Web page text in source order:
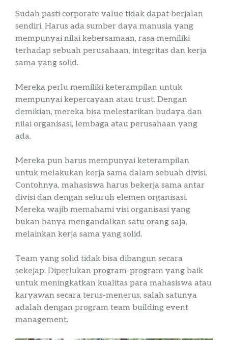
Sudah pasti corporate value tidak dapat berjalan
sendiri. Harus ada sumber daya manusia yang
mempunyai nilai kebersamaan, rasa memiliki
terhadap sebuah perusahaan, integritas dan kerja
sama yang solid.
Mereka perlu memiliki keterampilan untuk
mempunyai kepercayaan atau trust. Dengan
demikian, mereka bisa melestarikan budaya dan
nilai organisasi, lembaga atau perusahaan yang
ada.
Mereka pun harus mempunyai keterampilan
untuk melakukan kerja sama dalam sebuah divisi.
Contohnya, mahasiswa harus bekerja sama antar
divisi dan dengan seluruh elemen organisasi.
Mereka wajib memahami visi organisasi yang
bukan hanya mengandalkan satu orang saja,
melainkan kerja sama yang solid.
Team yang solid tidak bisa dibangun secara
sekejap. Diperlukan program-program yang baik
untuk meningkatkan kualitas para mahasiswa atau
karyawan secara terus-menerus, salah satunya
adalah dengan program team building event
management.